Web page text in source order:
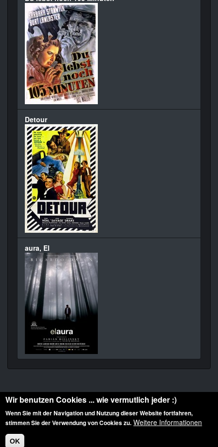
Detour
aura, El
Diese Website ist urheberrechtlich geschützt: © 2010-2026 der Film Noir de. Alle
Rechte vorbehalten.
Wir benutzen Cookies ... wie vermutlich jeder :)
Wenn Sie mit der Navigation und Nutzung dieser Website fortfahren,
stimmen Sie der Verwendung von Cookies zu. Weitere Informationen
OK